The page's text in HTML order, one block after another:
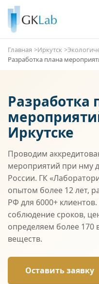
Главная Иркутск
Разработка плана
Разработка
Иркутске
Проводим
мероприятий при нму
России. ГК
опытом более 12 лет,
РФ для 6000+
соблюдение сроков,
определяем более 170
веществ.
Оставить заявку